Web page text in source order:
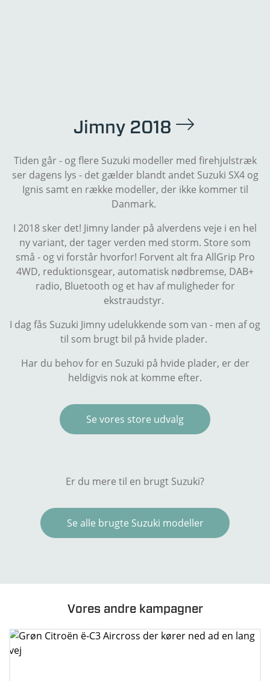
Jimny 2018
Tiden går - og flere Suzuki modeller med firehjulstræk
ser dagens lys - det gælder blandt andet Suzuki SX4 og
Ignis samt en række modeller, der ikke kommer til
Danmark.
I 2018 sker det! Jimny lander på alverdens veje i en hel
ny variant, der tager verden med storm. Store som
små - og vi forstår hvorfor! Forvent alt fra AllGrip Pro
4WD, reduktionsgear, automatisk nødbremse, DAB+
radio, Bluetooth og et hav af muligheder for
ekstraudstyr.
I dag fås Suzuki Jimny udelukkende som van - men af og
til som brugt bil på hvide plader.
Har du behov for en Suzuki på hvide plader, er der
heldigvis nok at komme efter.
Se vores store udvalg
Er du mere til en brugt Suzuki?
Se alle brugte Suzuki modeller
Vores andre kampagner